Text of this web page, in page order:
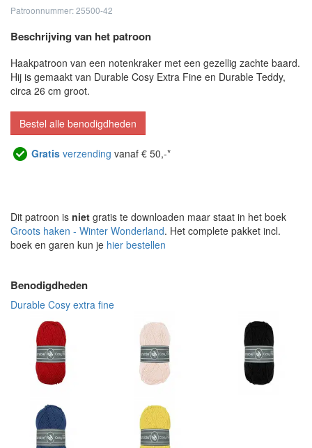
Patroonnummer: 25500-42
Beschrijving van het patroon
Haakpatroon van een notenkraker met een gezellig zachte baard.
Hij is gemaakt van Durable Cosy Extra Fine en Durable Teddy,
circa 26 cm groot.
Bestel alle benodigdheden
Gratis verzending vanaf € 50,-*
Dit patroon is niet gratis te downloaden maar staat in het boek
Groots haken - Winter Wonderland. Het complete pakket incl.
boek en garen kun je hier bestellen
Benodigdheden
Durable Cosy extra fine